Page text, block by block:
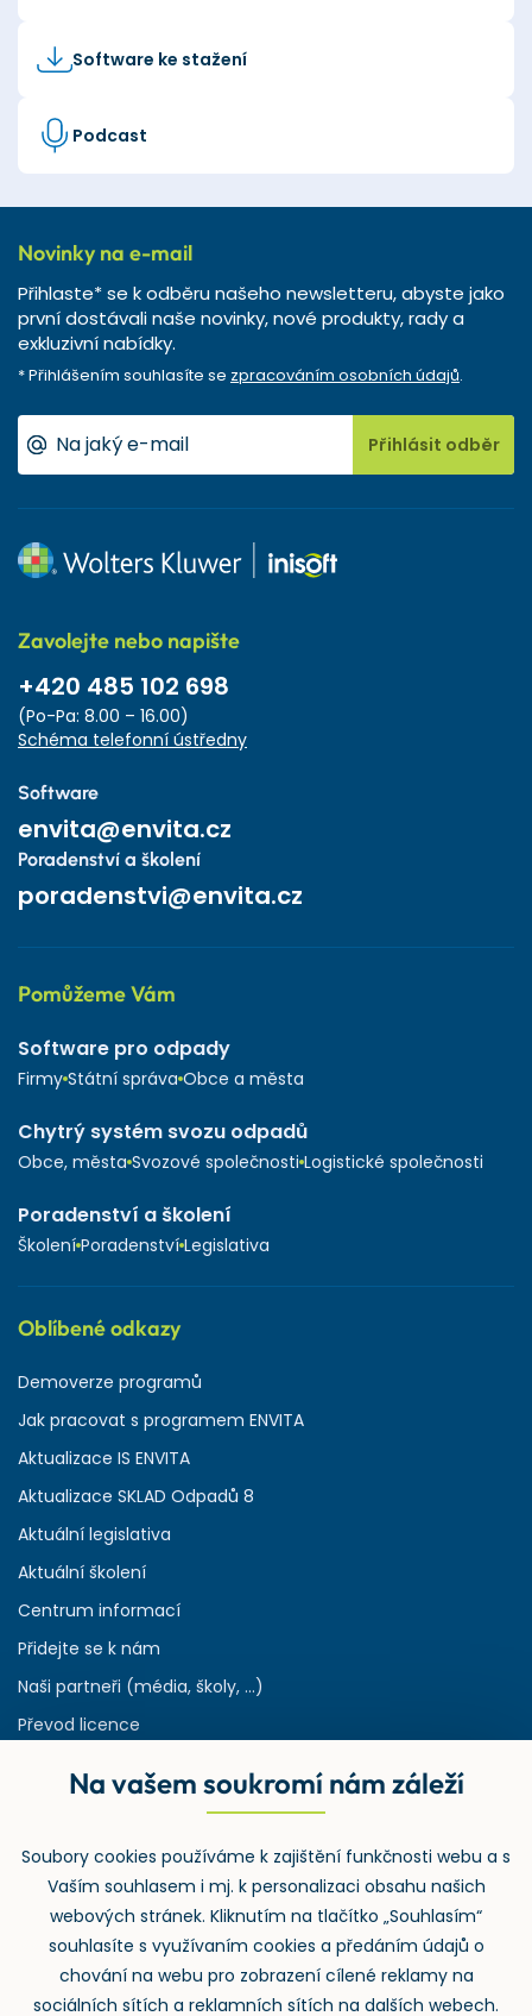
Software ke stažení
Podcast
Novinky na e-mail
Přihlaste* se k odběru našeho newsletteru, abyste jako
první dostávali naše novinky, nové produkty, rady a
exkluzivní nabídky.
* Přihlášením souhlasíte se zpracováním osobních údajů.
Přihlásit odběr
Zavolejte nebo napište
+420 485 102 698
(Po-Pa: 8.00 – 16.00)
Schéma telefonní ústředny
Software
envita@envita.cz
Poradenství a školení
poradenstvi@envita.cz
Pomůžeme Vám
Software pro odpady
Firmy Státní správa Obce a města
Chytrý systém svozu odpadů
Obce, města Svozové společnosti Logistické společnosti
Poradenství a školení
Školení Poradenství Legislativa
Oblíbené odkazy
Demoverze programů
Jak pracovat s programem ENVITA
Aktualizace IS ENVITA
Aktualizace SKLAD Odpadů 8
Aktuální legislativa
Aktuální školení
Centrum informací
Přidejte se k nám
Naši partneři (média, školy, ...)
Převod licence
Rejstřík používaných zkratek v odpadech
Zpětný odběr
Na vašem soukromí nám záleží
Soubory cookies používáme k zajištění funkčnosti webu a s
Vaším souhlasem i mj. k personalizaci obsahu našich
webových stránek. Kliknutím na tlačítko „Souhlasím“
souhlasíte s využívaním cookies a předáním údajů o
chování na webu pro zobrazení cílené reklamy na
sociálních sítích a reklamních sítích na dalších webech.